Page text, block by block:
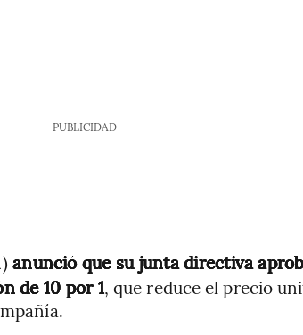
PUBLICIDAD
)anunció que su junta directiva
de 10 por 1, que reduce el precio